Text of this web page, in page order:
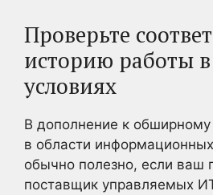
Проверьте
историю работы
условиях
В дополнение к
в области
обычно полезно, если ваш
поставщик управляемых